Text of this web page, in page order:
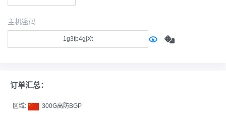
主机密码
订单汇总：
区域: 300G高防BGP